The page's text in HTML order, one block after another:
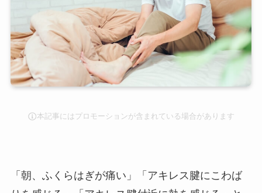
本記事にはプロモーションが含まれている場合があります
「朝、ふくらはぎが痛い」「アキレス腱にこわば